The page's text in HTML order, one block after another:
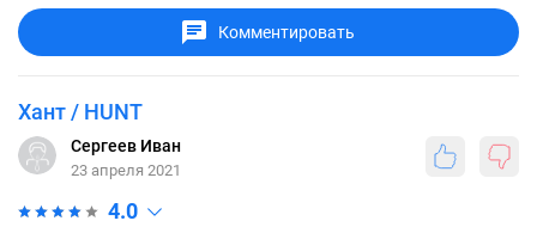
Комментировать
Хант / HUNT
Сергеев Иван
23 апреля 2021
4.0